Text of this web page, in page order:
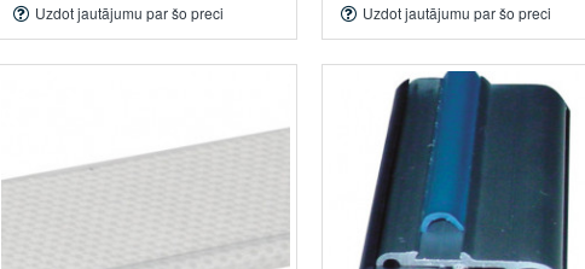
Uzdot jautājumu par šo preci
Uzdot jautājumu par šo preci